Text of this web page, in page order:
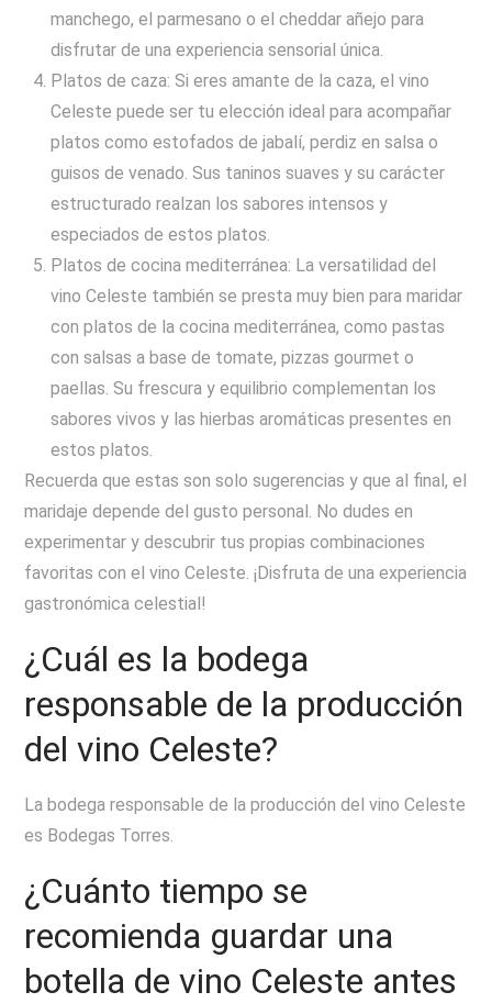
manchego, el parmesano o el cheddar añejo para
disfrutar de una experiencia sensorial única.
Platos de caza: Si eres amante de la caza, el vino
Celeste puede ser tu elección ideal para acompañar
platos como estofados de jabalí, perdiz en salsa o
guisos de venado. Sus taninos suaves y su carácter
estructurado realzan los sabores intensos y
especiados de estos platos.
Platos de cocina mediterránea: La versatilidad del
vino Celeste también se presta muy bien para maridar
con platos de la cocina mediterránea, como pastas
con salsas a base de tomate, pizzas gourmet o
paellas. Su frescura y equilibrio complementan los
sabores vivos y las hierbas aromáticas presentes en
estos platos.
Recuerda que estas son solo sugerencias y que al final, el
maridaje depende del gusto personal. No dudes en
experimentar y descubrir tus propias combinaciones
favoritas con el vino Celeste. ¡Disfruta de una experiencia
gastronómica celestial!
¿Cuál es la bodega
responsable de la producción
del vino Celeste?
La bodega responsable de la producción del vino Celeste
es Bodegas Torres.
¿Cuánto tiempo se
recomienda guardar una
botella de vino Celeste antes